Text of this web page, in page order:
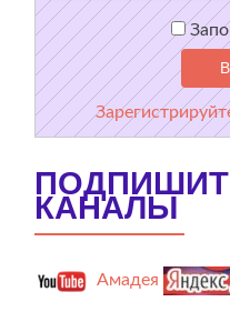
КАНАЛЫ
Амадея